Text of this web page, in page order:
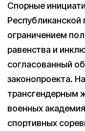
Спорные
Республиканской
ограничением
равенства и
согласованный
законопроекта.
трансгендерным
военных
спортивных